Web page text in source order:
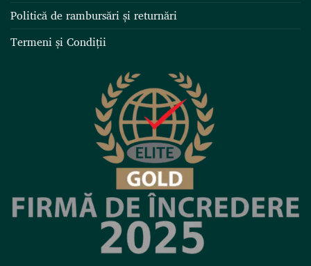
Politică de rambursări și returnări
Termeni și Condiții